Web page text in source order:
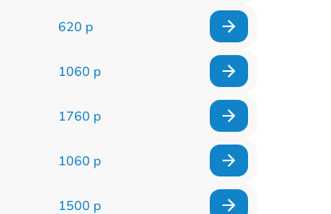
620 р
1060 р
1760 р
1060 р
1500 р